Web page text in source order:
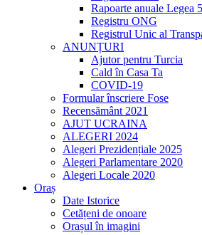
Rapoarte anuale Legea
Registru ONG
Registrul Unic al
ANUNȚURI
Ajutor pentru Turcia
Cald în Casa Ta
COVID-19
Formular înscriere Fose
Recensământ 2021
AJUT UCRAINA
ALEGERI 2024
Alegeri Prezidențiale 2025
Alegeri Parlamentare 2020
Alegeri Locale 2020
Oraș
Date Istorice
Cetățeni de onoare
Orașul în imagini